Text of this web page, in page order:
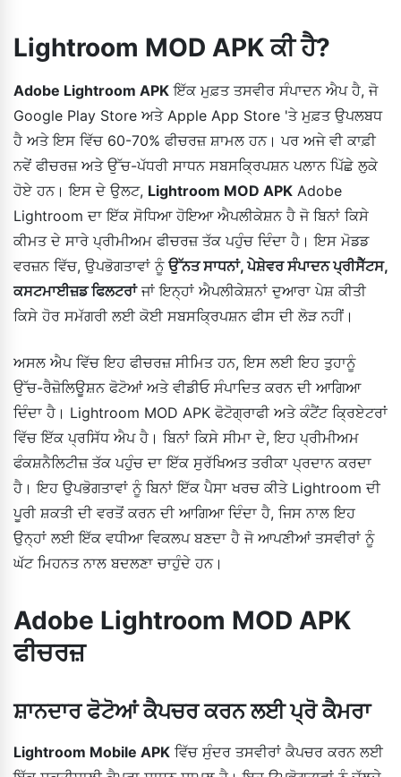
Lightroom MOD APK ਕੀ ਹੈ?
Adobe Lightroom APK ਇੱਕ ਮੁਫ਼ਤ ਤਸਵੀਰ ਸੰਪਾਦਨ ਐਪ ਹੈ, ਜੋ
Google Play Store ਅਤੇ Apple App Store 'ਤੇ ਮੁਫ਼ਤ ਉਪਲਬਧ
ਹੈ ਅਤੇ ਇਸ ਵਿੱਚ 60-70% ਫੀਚਰਜ਼ ਸ਼ਾਮਲ ਹਨ। ਪਰ ਅਜੇ ਵੀ ਕਾਫ਼ੀ
ਨਵੇਂ ਫੀਚਰਜ਼ ਅਤੇ ਉੱਚ-ਪੱਧਰੀ ਸਾਧਨ ਸਬਸਕ੍ਰਿਪਸ਼ਨ ਪਲਾਨ ਪਿੱਛੇ ਲੁਕੇ
ਹੋਏ ਹਨ। ਇਸ ਦੇ ਉਲਟ, Lightroom MOD APK Adobe
Lightroom ਦਾ ਇੱਕ ਸੋਧਿਆ ਹੋਇਆ ਐਪਲੀਕੇਸ਼ਨ ਹੈ ਜੋ ਬਿਨਾਂ ਕਿਸੇ
ਕੀਮਤ ਦੇ ਸਾਰੇ ਪ੍ਰੀਮੀਅਮ ਫੀਚਰਜ਼ ਤੱਕ ਪਹੁੰਚ ਦਿੰਦਾ ਹੈ। ਇਸ ਮੋਡਡ
ਵਰਜ਼ਨ ਵਿੱਚ, ਉਪਭੋਗਤਾਵਾਂ ਨੂੰ ਉੱਨਤ ਸਾਧਨਾਂ, ਪੇਸ਼ੇਵਰ ਸੰਪਾਦਨ ਪ੍ਰੀਸੈੱਟਸ,
ਕਸਟਮਾਈਜ਼ਡ ਫਿਲਟਰਾਂਜਾਂ ਇਨ੍ਹਾਂ ਐਪਲੀਕੇਸ਼ਨਾਂ ਦੁਆਰਾ ਪੇਸ਼ ਕੀਤੀ
ਕਿਸੇ ਹੋਰ ਸਮੱਗਰੀ ਲਈ ਕੋਈ ਸਬਸਕ੍ਰਿਪਸ਼ਨ ਫੀਸ ਦੀ ਲੋੜ ਨਹੀਂ।
ਅਸਲ ਐਪ ਵਿੱਚ ਇਹ ਫੀਚਰਜ਼ ਸੀਮਿਤ ਹਨ, ਇਸ ਲਈ ਇਹ ਤੁਹਾਨੂੰ
ਉੱਚ-ਰੈਜ਼ੋਲਿਊਸ਼ਨ ਫੋਟੋਆਂ ਅਤੇ ਵੀਡੀਓ ਸੰਪਾਦਿਤ ਕਰਨ ਦੀ ਆਗਿਆ
ਦਿੰਦਾ ਹੈ। Lightroom MOD APK ਫੋਟੋਗ੍ਰਾਫੀ ਅਤੇ ਕੰਟੈਂਟ ਕ੍ਰਿਏਟਰਾਂ
ਵਿੱਚ ਇੱਕ ਪ੍ਰਸਿੱਧ ਐਪ ਹੈ। ਬਿਨਾਂ ਕਿਸੇ ਸੀਮਾ ਦੇ, ਇਹ ਪ੍ਰੀਮੀਅਮ
ਫੰਕਸ਼ਨੈਲਿਟੀਜ਼ ਤੱਕ ਪਹੁੰਚ ਦਾ ਇੱਕ ਸੁਰੱਖਿਅਤ ਤਰੀਕਾ ਪ੍ਰਦਾਨ ਕਰਦਾ
ਹੈ। ਇਹ ਉਪਭੋਗਤਾਵਾਂ ਨੂੰ ਬਿਨਾਂ ਇੱਕ ਪੈਸਾ ਖਰਚ ਕੀਤੇ Lightroom ਦੀ
ਪੂਰੀ ਸ਼ਕਤੀ ਦੀ ਵਰਤੋਂ ਕਰਨ ਦੀ ਆਗਿਆ ਦਿੰਦਾ ਹੈ, ਜਿਸ ਨਾਲ ਇਹ
ਉਨ੍ਹਾਂ ਲਈ ਇੱਕ ਵਧੀਆ ਵਿਕਲਪ ਬਣਦਾ ਹੈ ਜੋ ਆਪਣੀਆਂ ਤਸਵੀਰਾਂ ਨੂੰ
ਘੱਟ ਮਿਹਨਤ ਨਾਲ ਬਦਲਣਾ ਚਾਹੁੰਦੇ ਹਨ।
Adobe Lightroom MOD APK
ਫੀਚਰਜ਼
ਸ਼ਾਨਦਾਰ ਫੋਟੋਆਂ ਕੈਪਚਰ ਕਰਨ ਲਈ ਪ੍ਰੋ ਕੈਮਰਾ
Lightroom Mobile APK ਵਿੱਚ ਸੁੰਦਰ ਤਸਵੀਰਾਂ ਕੈਪਚਰ ਕਰਨ ਲਈ